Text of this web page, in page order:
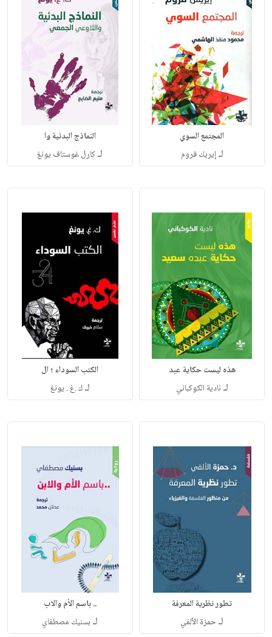
المجتمع السوي
لـإيريك فروم
النماذج البدئية وا
لـكارل غوستاف يونغ
هذه ليست حكاية عبد
لـ نادية الكوكباني
الكتب السوداء ؛ ال
لـك .غ . يونغ
تطور نظرية المعرفة
لـحمزة الألفي
.. باسم الأم والاب
لـ بسنيك مصطفاي